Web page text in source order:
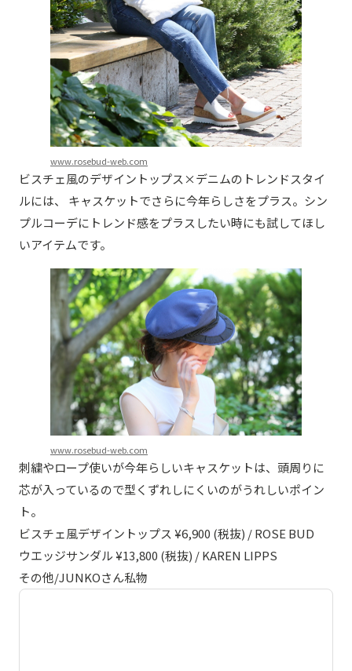
www.rosebud-web.com
ビスチェ風のデザイントップス×デニムのトレンドスタイ
ルには、 キャスケットでさらに今年らしさをプラス。シン
プルコーデにトレンド感をプラスしたい時にも試してほし
いアイテムです。
www.rosebud-web.com
刺繍やロープ使いが今年らしいキャスケットは、頭周りに
芯が入っているので型くずれしにくいのがうれしいポイン
ト。
ビスチェ風デザイントップス ¥6,900 (税抜) / ROSE BUD
ウエッジサンダル ¥13,800 (税抜) / KAREN LIPPS
その他/JUNKOさん私物